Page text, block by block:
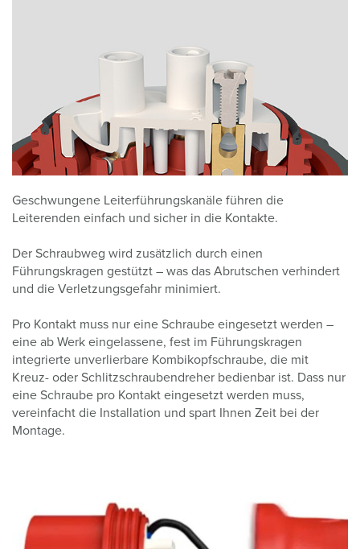
Geschwungene Leiterführungskanäle führen die
Leiterenden einfach und sicher in die Kontakte.
Der Schraubweg wird zusätzlich durch einen
Führungskragen gestützt – was das Abrutschen verhindert
und die Verletzungsgefahr minimiert.
Pro Kontakt muss nur eine Schraube eingesetzt werden –
eine ab Werk eingelassene, fest im Führungskragen
integrierte unverlierbare Kombikopfschraube, die mit
Kreuz- oder Schlitzschraubendreher bedienbar ist. Dass nur
eine Schraube pro Kontakt eingesetzt werden muss,
vereinfacht die Installation und spart Ihnen Zeit bei der
Montage.